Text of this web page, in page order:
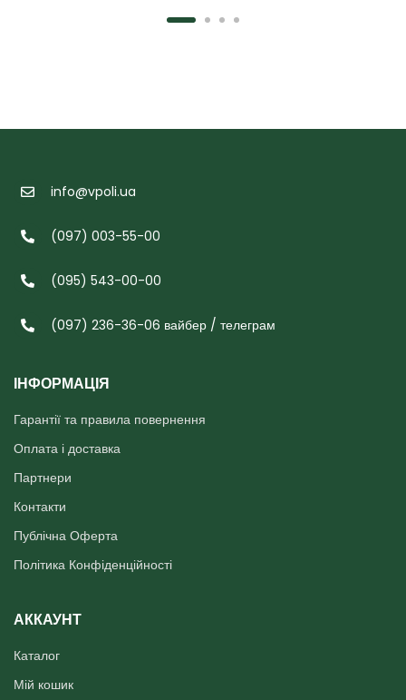
info@vpoli.ua
(097) 003-55-00
(095) 543-00-00
(097) 236-36-06 вайбер / телеграм
ІНФОРМАЦІЯ
Гарантії та правила повернення
Оплата і доставка
Партнери
Контакти
Публічна Оферта
Політика Конфіденційності
АККАУНТ
Каталог
Мій кошик